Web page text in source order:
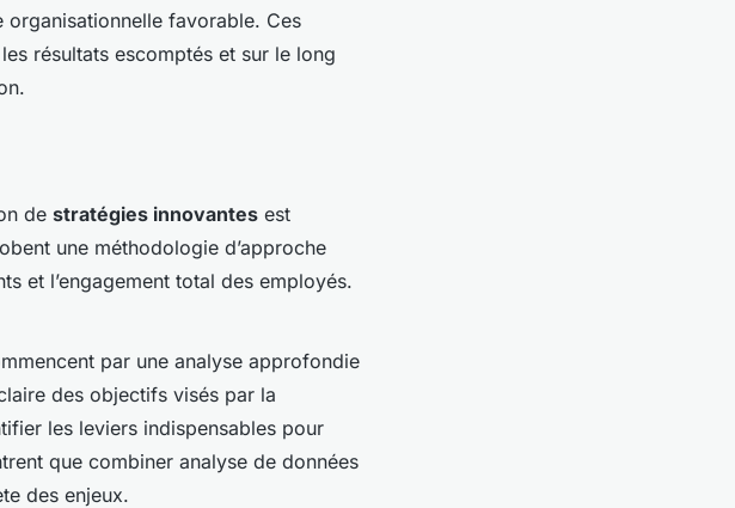
favorable. Ces
résultats escomptés et sur le long
de stratégies innovantes est
une méthodologie d’approche
et l’engagement total des employés.
par une analyse approfondie
des objectifs visés par la
les leviers indispensables pour
que combiner analyse de données
des enjeux.